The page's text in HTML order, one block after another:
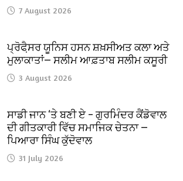
7 August 2026
ਪ੍ਰੋਫੈ਼ਸਰ ਯੂਨਿਸ ਹਸਨ ਸ਼ਖ਼ਸੀਅਤ ਕਲਾ ਅਤੇ
ਮੁਲਾਕਾਤਾਂ— ਸਲੀਮ ਆਫ਼ਤਾਬ ਸਲੀਮ ਕਸੂਰੀ
3 August 2026
ਸਾਡੀ ਜਾਨ ‘ਤੇ ਬਣੀ ਏ – ਗੁਰਮਿੰਦਰ ਕੈਂਡੋਵਾਲ
ਦੀ ਗੀਤਕਾਰੀ ਵਿੱਚ ਸਮਾਜਿਕ ਚੇਤਨਾ —
ਪਿਆਰਾ ਸਿੰਘ ਕੁੱਦੋਵਾਲ
31 July 2026